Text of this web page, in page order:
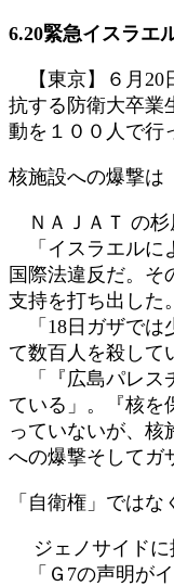
6.20緊急イスラエ
【東京】６月20
抗する防衛大卒業
動を１００人で行
核施設への爆撃は
ＮＡＪＡＴ の杉
「イスラエルに
国際法違反だ。そ
支持を打ち出した
「18日ガザでは
て数百人を殺して
「『広島パレス
ている」。『核を
っていないが、核
への爆撃そしてガ
「自衛権」では
ジェノサイドに
「Ｇ7の声明が